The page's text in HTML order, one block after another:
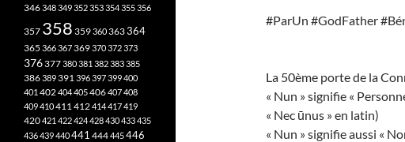
#ParUn #GodFather
La 50ème porte de la
« Nun » signifie «
« Nec ūnus » en latin)
« Nun » signifie aussi «
346348349352353354355356
357 358 359360363364
365 366367369370372373
376377380381 382383385
386389391396397399400
401 402404405406407408
409410411 412414417419
420421 422424428430433435
436439440441 444445446